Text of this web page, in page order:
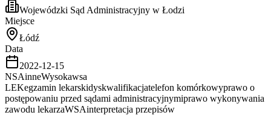
Wojewódzki Sąd Administracyjny w Łodzi
Miejsce
Łódź
Data
2022-12-15
NSAinneWysokawsa
LEKegzamin lekarskidyskwalifikacjatelefon komórkowyprawo o
postępowaniu przed sądami administracyjnymiprawo wykonywania
zawodu lekarzaWSAinterpretacja przepisów